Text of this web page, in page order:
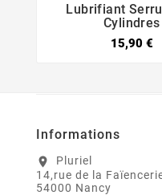
 
Lubrifiant
Cylindres
15,90 €
Informations
location_on
Pluriel
14,rue de la
54000 Nancy